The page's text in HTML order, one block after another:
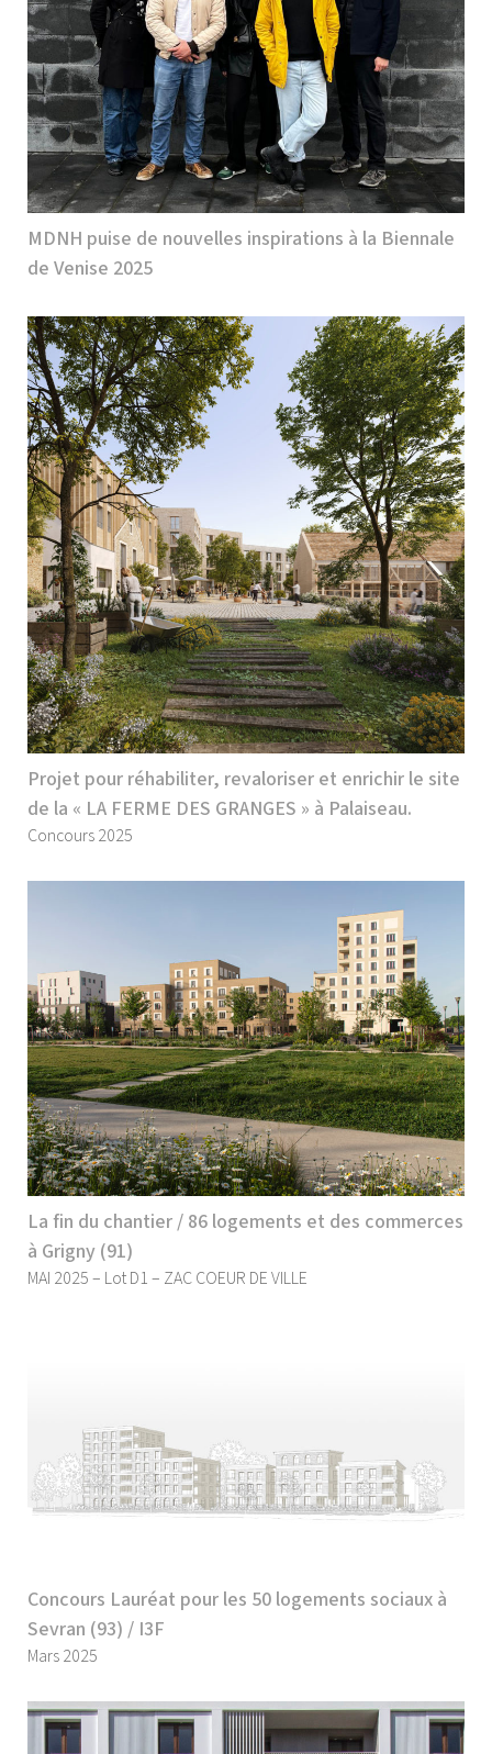
MDNH puise de nouvelles inspirations à la Biennale
de Venise 2025
Projet pour réhabiliter, revaloriser et enrichir le site
de la « LA FERME DES GRANGES » à Palaiseau.
Concours 2025
La fin du chantier / 86 logements et des commerces
à Grigny (91)
MAI 2025 – Lot D1 – ZAC COEUR DE VILLE
Concours Lauréat pour les 50 logements sociaux à
Sevran (93) / I3F
Mars 2025